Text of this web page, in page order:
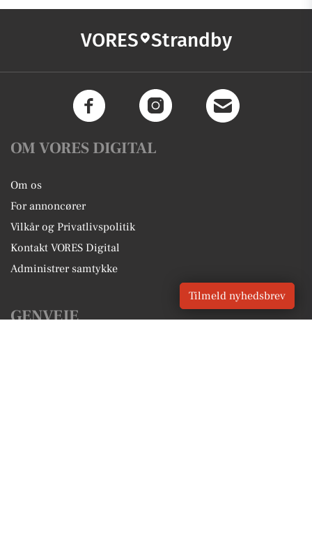
VORES Strandby
OM VORES DIGITAL
Om os
For annoncører
Vilkår og Privatlivspolitik
Kontakt VORES Digital
Administrer samtykke
GENVEJE
Tilmeld nyhedsbrev